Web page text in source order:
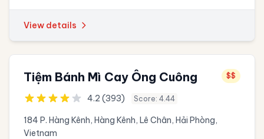
View details
Tiệm Bánh Mì Cay Ông Cuông $$
4.2 (393) Score: 4.44
184 P. Hàng Kênh, Hàng Kênh, Lê Chân, Hải Phòng,
Vietnam